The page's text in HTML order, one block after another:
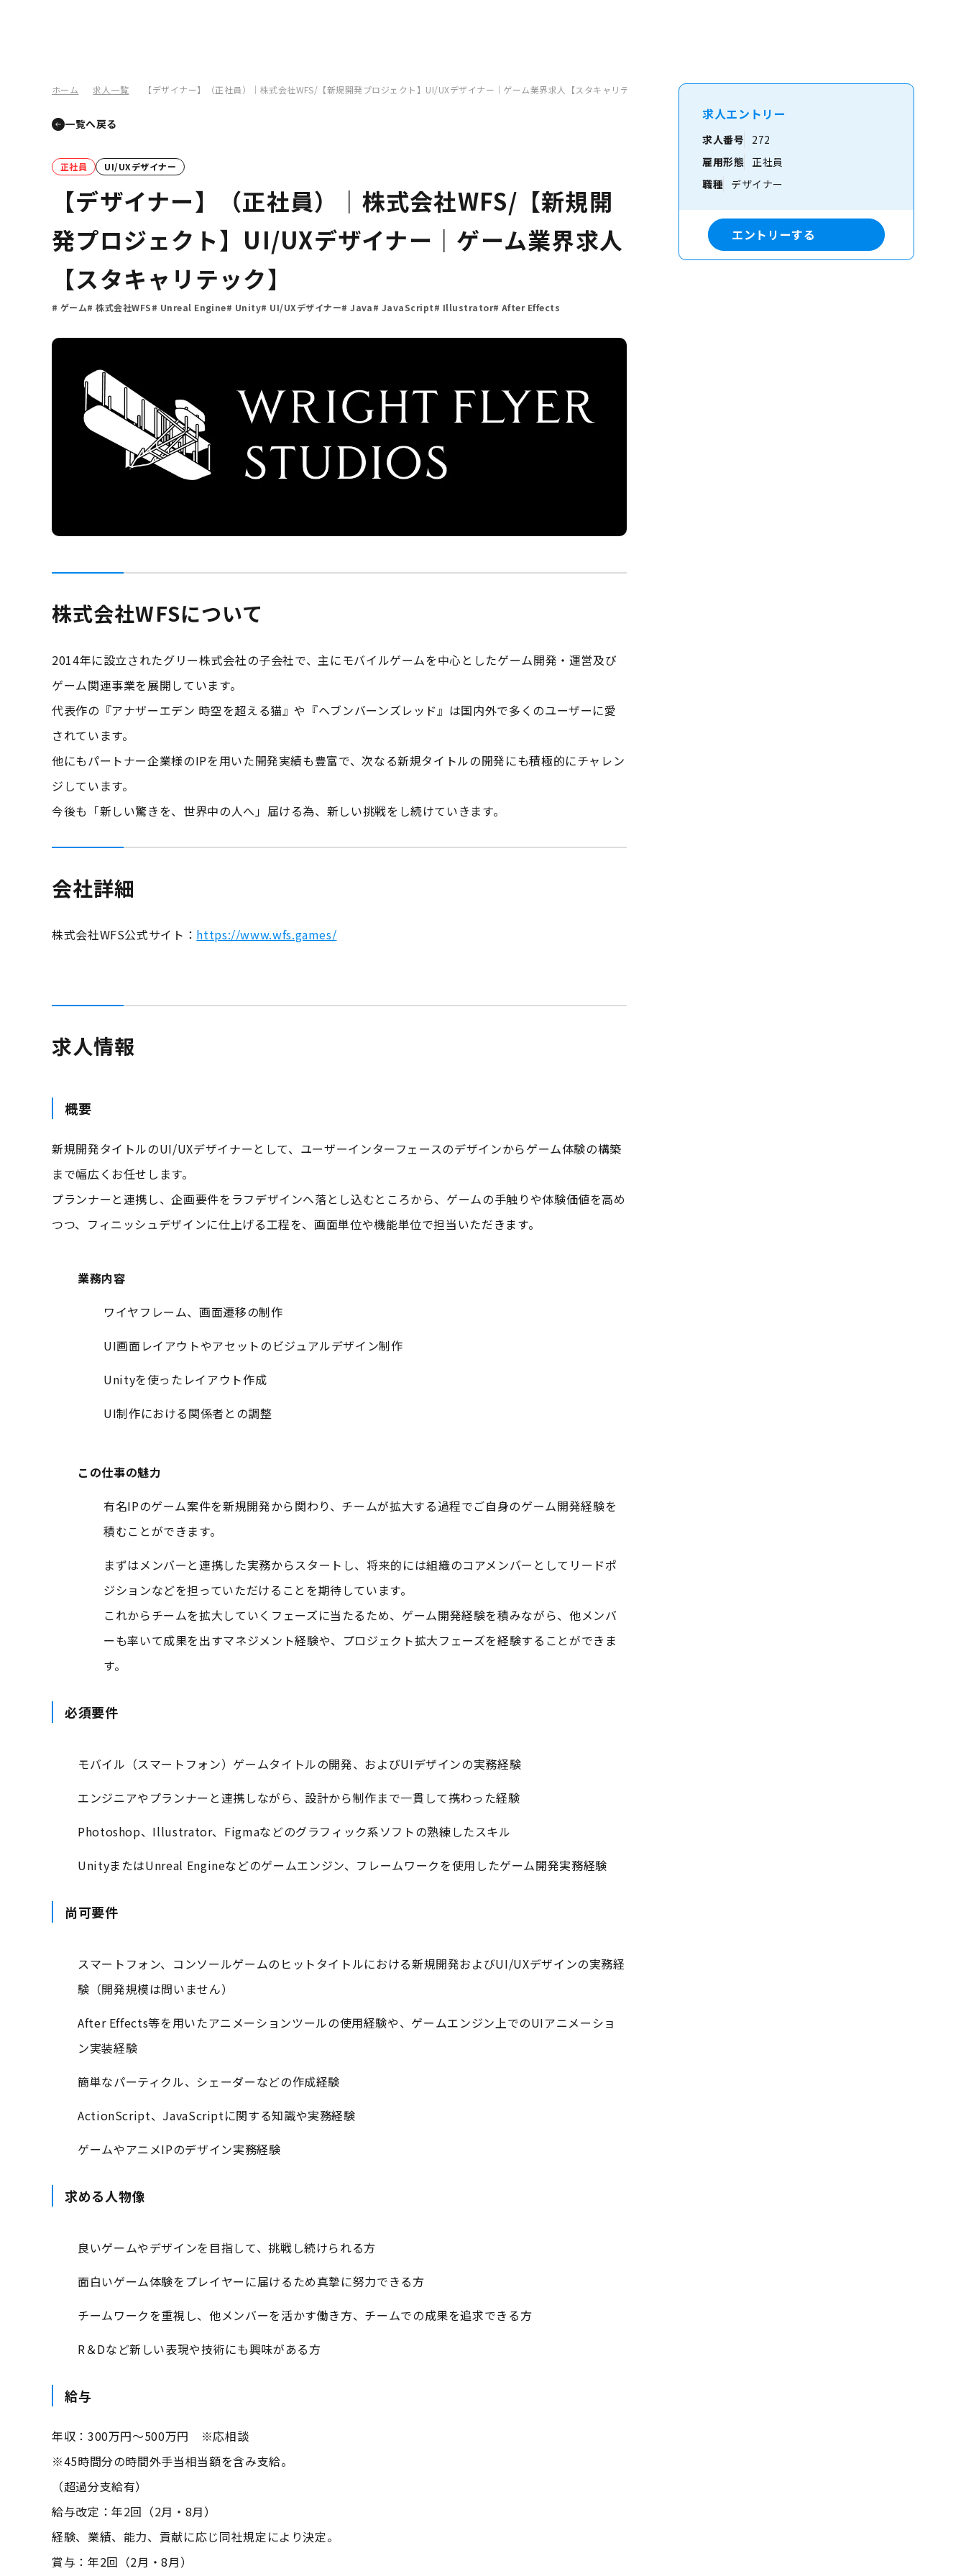
ホーム 求人一覧 【デザイナー】（正社員）｜株式会社WFS/【新規開発プロジェクト】UI/UXデザイナー｜ゲーム業界求人【スタキャリテック】
一覧へ戻る
正社員 UI/UXデザイナー
【デザイナー】（正社員）｜株式会社WFS/【新規開
発プロジェクト】UI/UXデザイナー｜ゲーム業界求人
【スタキャリテック】
ゲーム 株式会社WFS Unreal Engine Unity UI/UXデザイナー Java JavaScript Illustrator After Effects
株式会社WFSについて
2014年に設立されたグリー株式会社の子会社で、主にモバイルゲームを中心としたゲーム開発・運営及び
ゲーム関連事業を展開しています。
代表作の『アナザーエデン 時空を超える猫』や『ヘブンバーンズレッド』は国内外で多くのユーザーに愛
されています。
他にもパートナー企業様のIPを用いた開発実績も豊富で、次なる新規タイトルの開発にも積極的にチャレン
ジしています。
今後も「新しい驚きを、世界中の人へ」届ける為、新しい挑戦をし続けていきます。
会社詳細
株式会社WFS公式サイト： https://www.wfs.games/
求人情報
概要
新規開発タイトルのUI/UXデザイナーとして、ユーザーインターフェースのデザインからゲーム体験の構築
まで幅広くお任せします。
プランナーと連携し、企画要件をラフデザインへ落とし込むところから、ゲームの手触りや体験価値を高め
つつ、フィニッシュデザインに仕上げる工程を、画面単位や機能単位で担当いただきます。
業務内容
ワイヤフレーム、画面遷移の制作
UI画面レイアウトやアセットのビジュアルデザイン制作
Unityを使ったレイアウト作成
UI制作における関係者との調整
この仕事の魅力
有名IPのゲーム案件を新規開発から関わり、チームが拡大する過程でご自身のゲーム開発経験を
積むことができます。
まずはメンバーと連携した実務からスタートし、将来的には組織のコアメンバーとしてリードポ
ジションなどを担っていただけることを期待しています。
これからチームを拡大していくフェーズに当たるため、ゲーム開発経験を積みながら、他メンバ
ーも率いて成果を出すマネジメント経験や、プロジェクト拡大フェーズを経験することができま
す。
必須要件
モバイル（スマートフォン）ゲームタイトルの開発、およびUIデザインの実務経験
エンジニアやプランナーと連携しながら、設計から制作まで一貫して携わった経験
Photoshop、Illustrator、Figmaなどのグラフィック系ソフトの熟練したスキル
UnityまたはUnreal Engineなどのゲームエンジン、フレームワークを使用したゲーム開発実務経験
尚可要件
スマートフォン、コンソールゲームのヒットタイトルにおける新規開発およびUI/UXデザインの実務経
験（開発規模は問いません）
After Effects等を用いたアニメーションツールの使用経験や、ゲームエンジン上でのUIアニメーショ
ン実装経験
簡単なパーティクル、シェーダーなどの作成経験
ActionScript、JavaScriptに関する知識や実務経験
ゲームやアニメIPのデザイン実務経験
求める人物像
良いゲームやデザインを目指して、挑戦し続けられる方
面白いゲーム体験をプレイヤーに届けるため真摯に努力できる方
チームワークを重視し、他メンバーを活かす働き方、チームでの成果を追求できる方
R＆Dなど新しい表現や技術にも興味がある方
給与
年収：300万円～500万円 ※応相談
※45時間分の時間外手当相当額を含み支給。
（超過分支給有）
給与改定：年2回（2月・8月）
経験、業績、能力、貢献に応じ同社規定により決定。
賞与：年2回（2月・8月）
求人エントリー
求人番号
272
雇用形態 正社員
職種
デザイナー
エントリーする